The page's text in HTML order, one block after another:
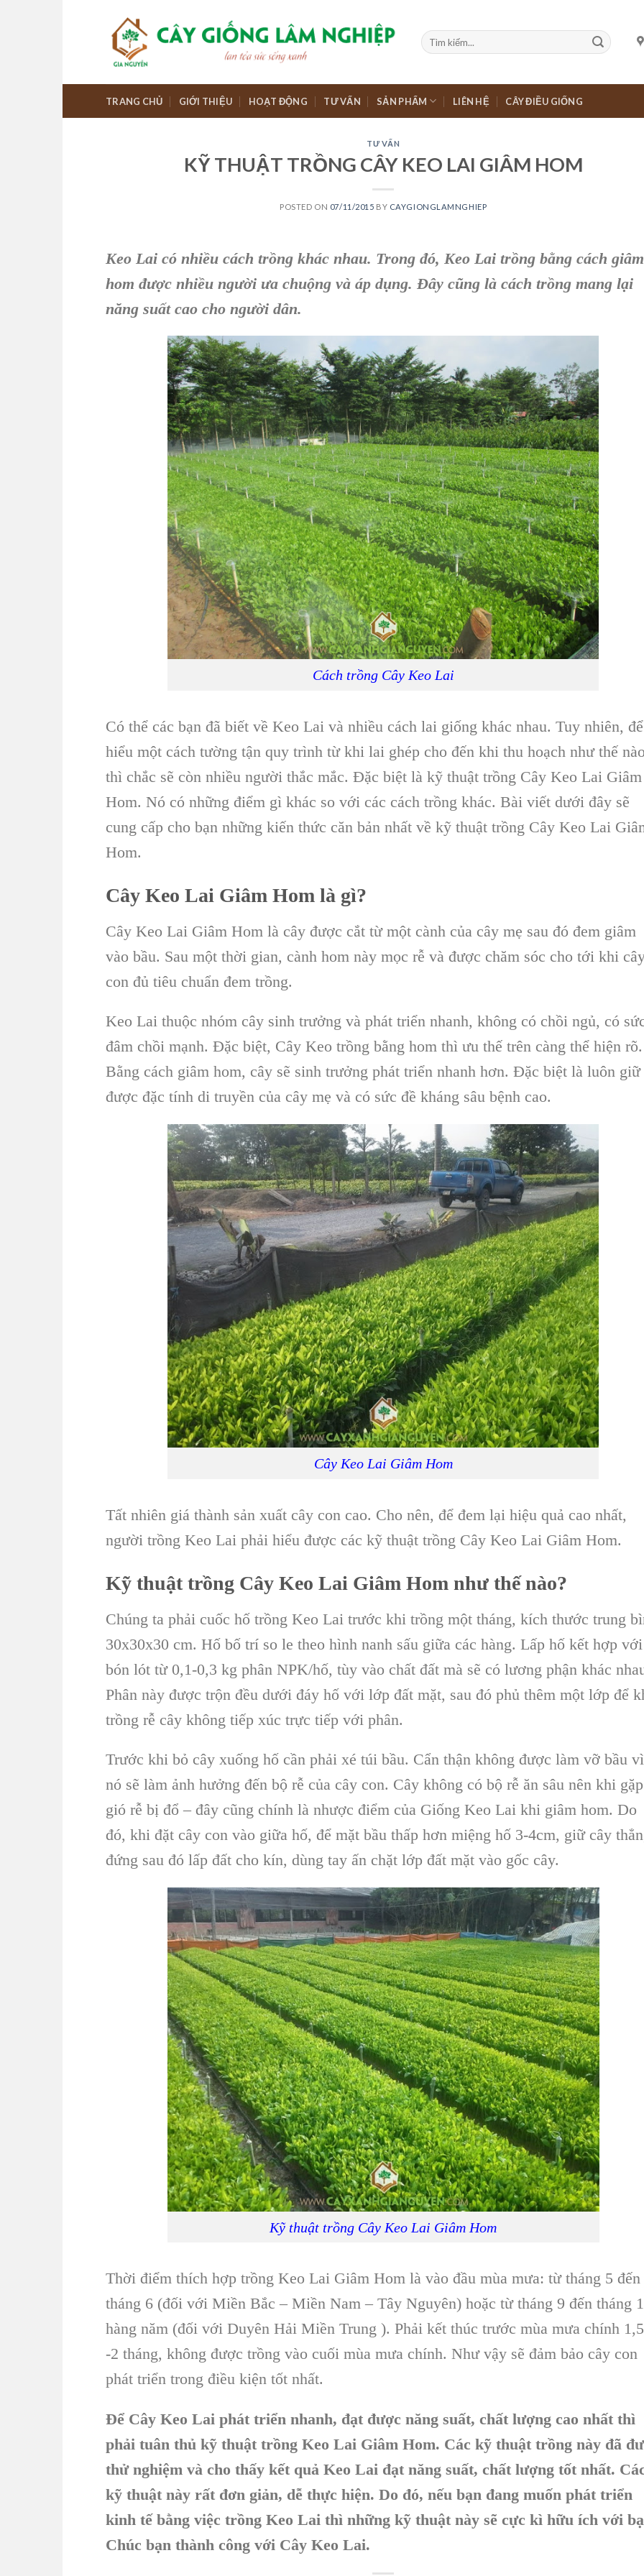
TRANG CHỦ GIỚI THIỆU HOẠT ĐỘNG TƯ VẤN SẢN PHẨM LIÊN HỆ CÂY ĐIỀU GIỐNG
TƯ VẤN
KỸ THUẬT TRỒNG CÂY KEO LAI GIÂM HOM
POSTED ON 07/11/2015 BY CAYGIONGLAMNGHIEP
Keo Lai có nhiều cách trồng khác nhau. Trong đó, Keo Lai trồng bằng cách giâm
hom được nhiều người ưa chuộng và áp dụng. Đây cũng là cách trồng mang lại
năng suất cao cho người dân.
Cách trồng Cây Keo Lai
Có thể các bạn đã biết về Keo Lai và nhiều cách lai giống khác nhau. Tuy nhiên, để
hiểu một cách tường tận quy trình từ khi lai ghép cho đến khi thu hoạch như thế nào
thì chắc sẽ còn nhiều người thắc mắc. Đặc biệt là kỹ thuật trồng Cây Keo Lai Giâm
Hom. Nó có những điểm gì khác so với các cách trồng khác. Bài viết dưới đây sẽ
cung cấp cho bạn những kiến thức căn bản nhất về kỹ thuật trồng Cây Keo Lai
Hom.
Cây Keo Lai Giâm Hom là gì?
Cây Keo Lai Giâm Hom là cây được cắt từ một cành của cây mẹ sau đó đem giâm
vào bầu. Sau một thời gian, cành hom này mọc rễ và được chăm sóc cho tới khi
con đủ tiêu chuẩn đem trồng.
Keo Lai thuộc nhóm cây sinh trưởng và phát triển nhanh, không có chồi ngủ, có
đâm chồi mạnh. Đặc biệt, Cây Keo trồng bằng hom thì ưu thế trên càng thể hiện rõ.
Bằng cách giâm hom, cây sẽ sinh trưởng phát triển nhanh hơn. Đặc biệt là luôn giữ
được đặc tính di truyền của cây mẹ và có sức đề kháng sâu bệnh cao.
Cây Keo Lai Giâm Hom
Tất nhiên giá thành sản xuất cây con cao. Cho nên, để đem lại hiệu quả cao nhất,
người trồng Keo Lai phải hiểu được các kỹ thuật trồng Cây Keo Lai Giâm Hom.
Kỹ thuật trồng Cây Keo Lai Giâm Hom như thế nào?
Chúng ta phải cuốc hố trồng Keo Lai trước khi trồng một tháng, kích thước trung
30x30x30 cm. Hố bố trí so le theo hình nanh sấu giữa các hàng. Lấp hố kết hợp với
bón lót từ 0,1-0,3 kg phân NPK/hố, tùy vào chất đất mà sẽ có lương phận khác
Phân này được trộn đều dưới đáy hố với lớp đất mặt, sau đó phủ thêm một lớp để
trồng rễ cây không tiếp xúc trực tiếp với phân.
Trước khi bỏ cây xuống hố cần phải xé túi bầu. Cẩn thận không được làm vỡ bầu vì
nó sẽ làm ảnh hưởng đến bộ rễ của cây con. Cây không có bộ rễ ăn sâu nên khi gặp
gió rễ bị đổ – đây cũng chính là nhược điểm của Giống Keo Lai khi giâm hom. Do
đó, khi đặt cây con vào giữa hố, để mặt bầu thấp hơn miệng hố 3-4cm, giữ cây
đứng sau đó lấp đất cho kín, dùng tay ấn chặt lớp đất mặt vào gốc cây.
Kỹ thuật trồng Cây Keo Lai Giâm Hom
Thời điểm thích hợp trồng Keo Lai Giâm Hom là vào đầu mùa mưa: từ tháng 5 đến
tháng 6 (đối với Miền Bắc – Miền Nam – Tây Nguyên) hoặc từ tháng 9 đến tháng
hàng năm (đối với Duyên Hải Miền Trung ). Phải kết thúc trước mùa mưa chính 1,5
-2 tháng, không được trồng vào cuối mùa mưa chính. Như vậy sẽ đảm bảo cây con
phát triển trong điều kiện tốt nhất.
Để Cây Keo Lai phát triển nhanh, đạt được năng suất, chất lượng cao nhất thì
phải tuân thủ kỹ thuật trồng Keo Lai Giâm Hom. Các kỹ thuật trồng này đã
thử nghiệm và cho thấy kết quả Keo Lai đạt năng suất, chất lượng tốt nhất.
kỹ thuật này rất đơn giản, dễ thực hiện. Do đó, nếu bạn đang muốn phát triển
kinh tế bằng việc trồng Keo Lai thì những kỹ thuật này sẽ cực kì hữu ích với
Chúc bạn thành công với Cây Keo Lai.